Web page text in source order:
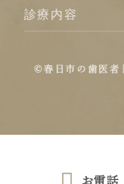
お電話
診療内容
©春⽇市の⻭医者